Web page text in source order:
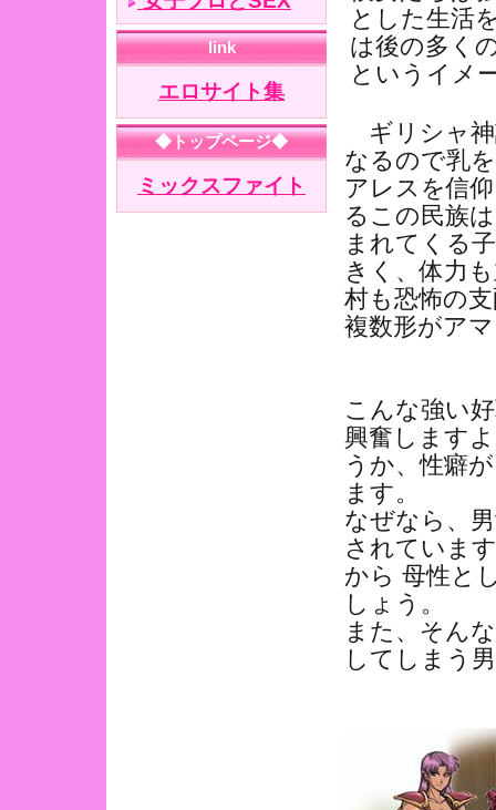
とした生活
は後の多く
というイメ
ギリシャ神
なるので乳
アレスを信
るこの民族
まれてくる
きく、体力
村も恐怖の
複数形がア
こんな強い
興奮します
うか、性癖
ます。
なぜなら、
されていま
から 母性と
しょう。
また、そん
してしまう